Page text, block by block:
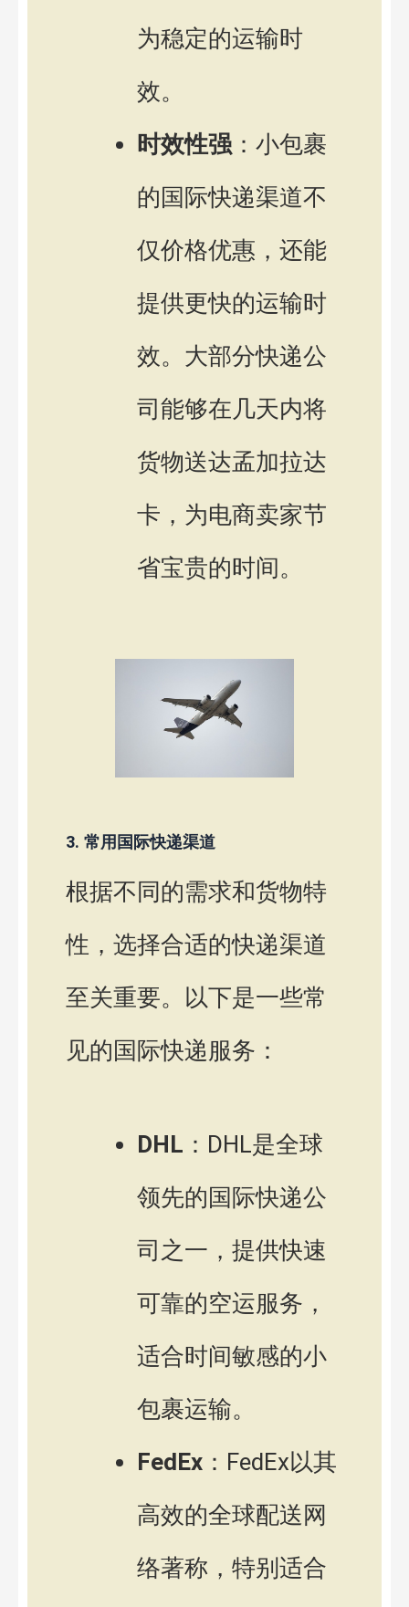
为稳定的运输时
效。
时效性强 ：小包裹
的国际快递渠道不
仅价格优惠，还能
提供更快的运输时
效。大部分快递公
司能够在几天内将
货物送达孟加拉达
卡，为电商卖家节
省宝贵的时间。
3. 常用国际快递渠道
根据不同的需求和货物特
性，选择合适的快递渠道
至关重要。以下是一些常
见的国际快递服务：
DHL ：DHL是全球
领先的国际快递公
司之一，提供快速
可靠的空运服务，
适合时间敏感的小
包裹运输。
FedEx ：FedEx以其
高效的全球配送网
络著称，特别适合